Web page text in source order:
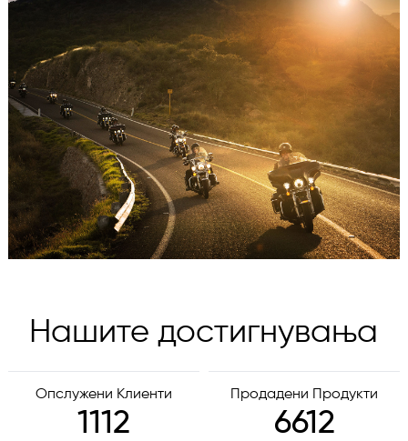
Нашите достигнувања
Опслужени Клиенти
1112
Продадени Продукти
6612